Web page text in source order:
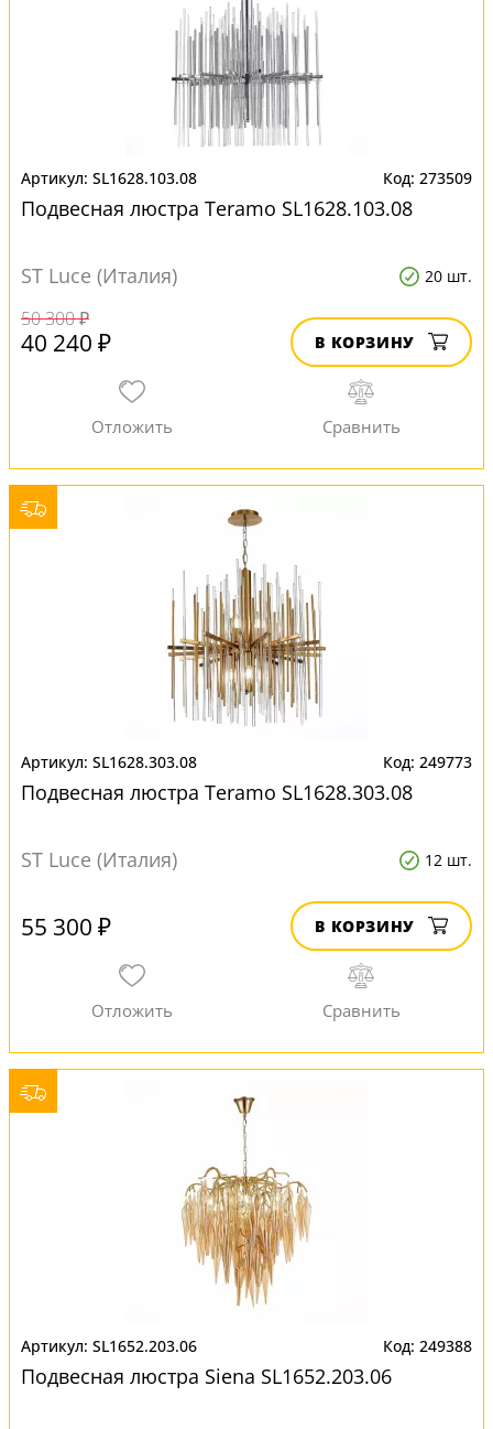
SL1628.103.08 273509
Подвесная люстра Teramo SL1628.103.08
ST Luce (Италия) 20 шт.
50 300 ₽
40 240 ₽ В КОРЗИНУ
SL1628.303.08 249773
Подвесная люстра Teramo SL1628.303.08
ST Luce (Италия) 12 шт.
55 300 ₽ В КОРЗИНУ
SL1652.203.06 249388
Подвесная люстра Siena SL1652.203.06